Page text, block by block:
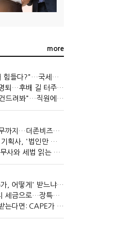
more
"본청은 원래 힘들다?"…국세청 직원들이 떠나는 이유
국세청 조기명퇴…후배 길 터주기? 선배 밀어내기?
"한 번만 더 건드려봐"…직원에 폭발한 관세청장, 왜?
세법에서 노무까지…더존비즈온 AI 목표는 '전문가의 시간'
"연예인 1인 기획사, '법인만 세우면 절세' 시대 끝났다"
사람 읽는 세무사와 세법 읽는 회계사가 만나면?
상속주택 '누가, 어떻게' 받느냐에 따라 세금이 달라진다
노후자금까지 세금으로…장특공제 폐지가 부를 조세의 역설
관세를 돌려받는다면: CAPE가 바꾼 기업의 현금흐름